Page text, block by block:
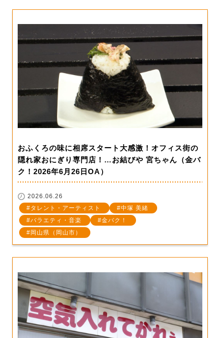
おふくろの味に相席スタート大感激！オフィス街の
隠れ家おにぎり専門店！…お結びや 宮ちゃん（金バ
ク！2026年6月26日OA）
2026.06.26
タレント・アーティスト
中塚 美緒
バラエティ・音楽
金バク！
岡山県（岡山市）